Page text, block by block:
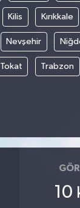
Kilis Kırıkkale
Nevşehir
Tokat Trabzon
10